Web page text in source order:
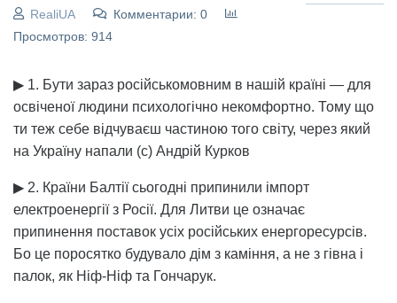
RealiUA
Комментарии: 0
Просмотров: 914
▶ 1. Бути зараз російськомовним в нашій країні — для
освіченої людини психологічно некомфортно. Тому що
ти теж себе відчуваєш частиною того світу, через який
на Україну напали (с) Андрій Курков
▶ 2. Країни Балтії сьогодні припинили імпорт
електроенергії з Росії. Для Литви це означає
припинення поставок усіх російських енергоресурсів.
Бо це поросятко будувало дім з каміння, а не з гівна і
палок, як Ніф-Ніф та Гончарук.